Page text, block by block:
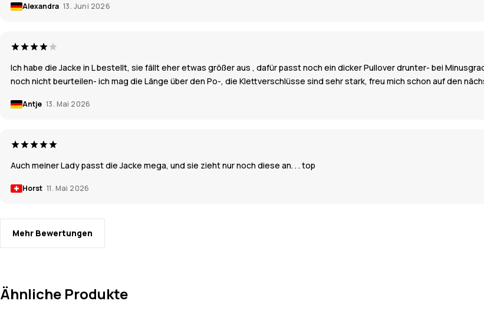
Alexandra 13. Juni 2026
Ich habe die Jacke in L bestellt, sie fällt eher etwas größer aus , dafür passt noch ein dicker Pullover drunter- bei
noch nicht beurteilen- ich mag die Länge über den Po-, die Klettverschlüsse sind sehr stark, freu mich schon auf den
Antje 13. Mai 2026
Auch meiner Lady passt die Jacke mega, und sie zieht nur noch diese an. . . top
Horst 11. Mai 2026
Mehr Bewertungen
Ähnliche Produkte